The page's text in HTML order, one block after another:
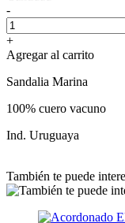
-
+
Agregar al carrito
Sandalia Marina
100% cuero vacuno
Ind. Uruguaya
También te puede